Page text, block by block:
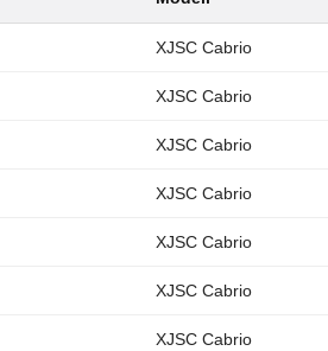
XJSC Cabrio
XJSC Cabrio
XJSC Cabrio
XJSC Cabrio
XJSC Cabrio
XJSC Cabrio
XJSC Cabrio